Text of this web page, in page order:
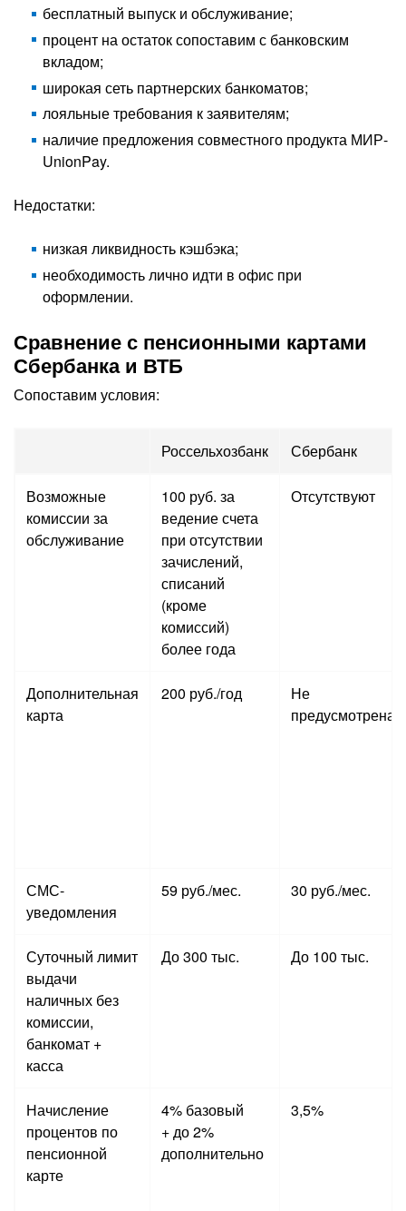
бесплатный выпуск и обслуживание;
процент на остаток сопоставим с банковским
вкладом;
широкая сеть партнерских банкоматов;
лояльные требования к заявителям;
наличие предложения совместного продукта МИР-
UnionPay.
Недостатки:
низкая ликвидность кэшбэка;
необходимость лично идти в офис при
оформлении.
Сравнение с пенсионными картами
Сбербанка и ВТБ
Сопоставим условия:
Россельхозбанк Сбербанк
Возможные
комиссии за
обслуживание
100 руб. за
ведение счета
при отсутствии
зачислений,
списаний
(кроме
комиссий)
более года
Отсутствуют
Дополнительная
карта
200 руб./год
Не
предусмотрена
СМС-
уведомления
59 руб./мес. 30 руб./мес.
Суточный лимит
выдачи
наличных без
комиссии,
банкомат +
касса
До 300 тыс. До 100 тыс.
Начисление
процентов по
пенсионной
карте
4% базовый
+ до 2%
дополнительно
3,5%